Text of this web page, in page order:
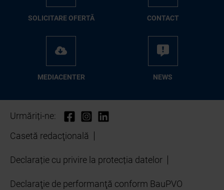
SO­LI­CI­TA­RE OFER­TĂ CON­TA­CT
ME­D­IA­CEN­TER NEWS
Urmăriți-ne:
Casetă redacţională
Declarație cu privire la protecția datelor
Declaraţie de performanţă conform BauPVO